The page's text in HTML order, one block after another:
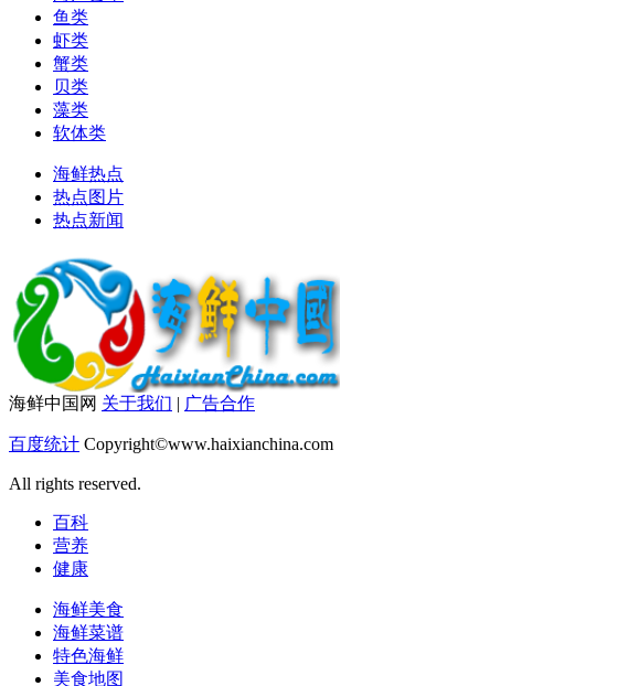
鱼类
虾类
蟹类
贝类
藻类
软体类
海鲜热点
热点图片
热点新闻
海鲜中国网 关于我们 | 广告合作
百度统计 Copyright©www.haixianchina.com
All rights reserved.
百科
营养
健康
海鲜美食
海鲜菜谱
特色海鲜
美食地图